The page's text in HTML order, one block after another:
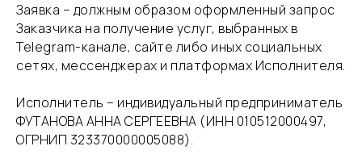
​Заявка – должным образом оформленный запрос
Заказчика на получение услуг, выбранных в
Telegram-канале, сайте либо иных социальных
сетях, мессенджерах и платформах Исполнителя.
​Исполнитель – индивидуальный предприниматель
ФУТАНОВА АННА СЕРГЕЕВНА (ИНН 010512000497,
ОГРНИП 323370000005088).